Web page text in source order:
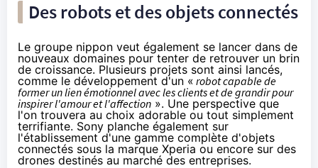
Des robots et desobjets connectés
Le groupe nippon veut également se lancer dans de
nouveaux domaines pour tenter de retrouver un brin
de croissance. Plusieurs projets sont ainsi lancés,
comme le développement d'un « robot capable de
former un lien émotionnel avec les clients et de grandir pour
inspirer l'amour et l'affection ». Une perspective que
l'on trouvera au choix adorable ou tout simplement
terrifiante. Sony planche également sur
l'établissement d'une gamme complète d'objets
connectés sous la marque Xperia ou encore sur des
drones destinés au marché des entreprises.